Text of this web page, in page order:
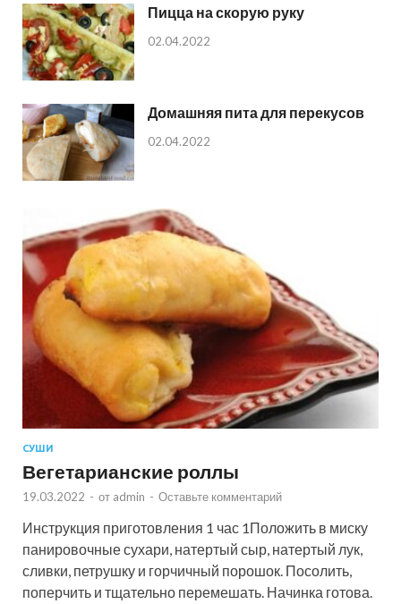
Пицца на скорую руку
02.04.2022
Домашняя пита для перекусов
02.04.2022
СУШИ
Вегетарианские роллы
19.03.2022 - от admin - Оставьте комментарий
Инструкция приготовления 1 час 1Положить в миску
панировочные сухари, натертый сыр, натертый лук,
сливки, петрушку и горчичный порошок. Посолить,
поперчить и тщательно перемешать. Начинка готова.